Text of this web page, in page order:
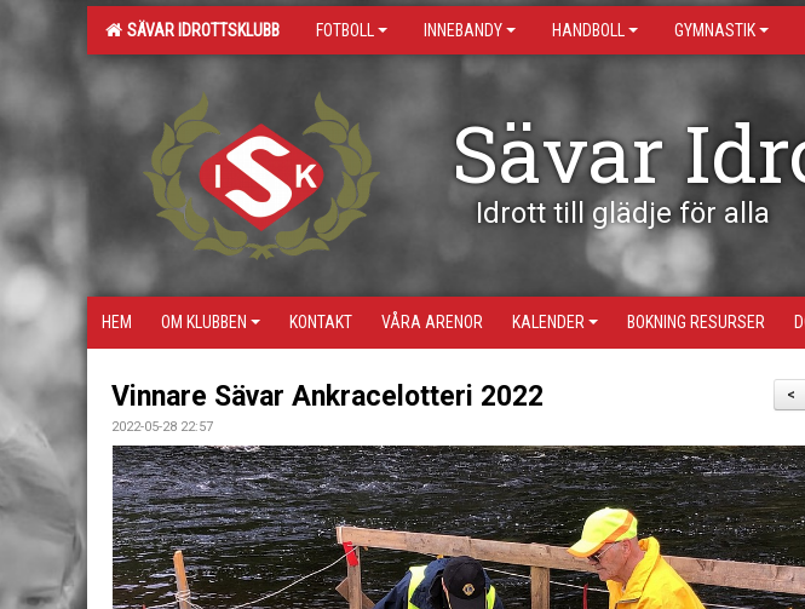
SÄVAR IDROTTSKLUBB FOTBOLL INNEBANDY HANDBOLL GYMNASTIK
Sävar
Idrott till glädje för alla
HEM OM KLUBBEN KONTAKT VÅRA ARENOR KALENDER BOKNING RESURSER
<
Vinnare Sävar Ankracelotteri 2022
2022-05-28 22:57